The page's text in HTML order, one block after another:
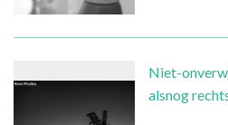
Niet-
alsnog